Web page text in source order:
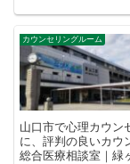
カウンセリングルーム
山口市で心理カウン
に、評判の良いカウ
総合医療相談室｜緑ヶ丘 料金・コース ●カウンセリン